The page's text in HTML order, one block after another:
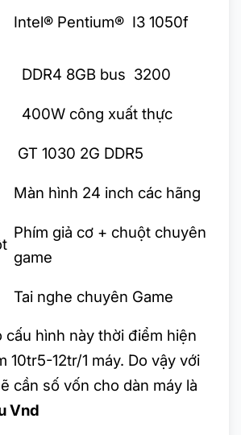
Intel® Pentium® I3 1050f
DDR4 8GB bus 3200
400W công xuất thực
GT 1030 2G DDR5
Màn hình 24 inch các hãng
Phím giả cơ + chuột chuyên
game
Tai nghe chuyên Game
cấu hình này thời điểm hiện
10tr5-12tr/1 máy. Do vậy với
cần số vốn cho dàn máy là
Vnd